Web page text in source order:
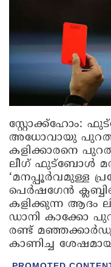
സ്റ്റോക്ക്‌ഹോം:
അധോവായു
കളിക്കാരനെ
ലീഗ് ഫുട്‌ബോള്‍
‘മനപ്പൂര്‍വമുള്ള
പെര്‍ഷഗേന്‍
കളിക്കുന്ന ആദം
ഡാനി കാക്കോ
രണ്ട്
കാണിച്ച